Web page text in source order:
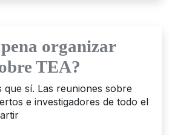
organizar
TEA?
que sí. Las reuniones sobre
e investigadores de todo el